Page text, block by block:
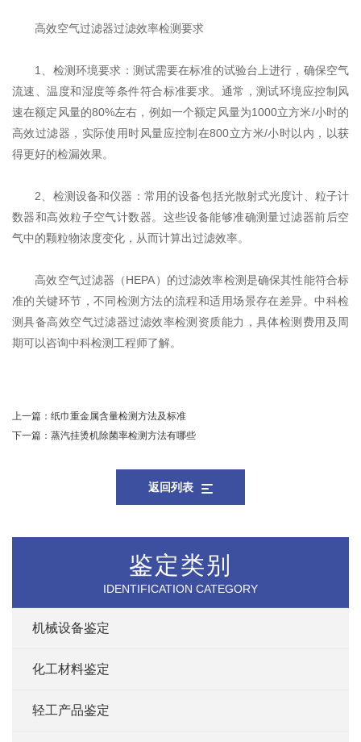
高效空气过滤器过滤效率检测要求
1、‌检测环境要求‌：测试需要在标准的试验台上进行，确保空气
流速、温度和湿度等条件符合标准要求。通常，测试环境应控制风
速在额定风量的80%左右，例如一个额定风量为1000立方米/小时的
高效过滤器，实际使用时风量应控制在800立方米/小时以内，以获
得更好的检漏效果‌。
2、‌检测设备和仪器‌：常用的设备包括光散射式光度计、粒子计
数器和高效粒子空气计数器。这些设备能够准确测量过滤器前后空
气中的颗粒物浓度变化，从而计算出过滤效率‌。
高效空气过滤器（HEPA）的过滤效率检测是确保其性能符合标
准的关键环节，不同检测方法的流程和适用场景存在差异。中科检
测具备高效空气过滤器过滤效率检测资质能力，具体检测费用及周
期可以咨询中科检测工程师了解。
上一篇： 纸巾重金属含量检测方法及标准
下一篇： 蒸汽挂烫机除菌率检测方法有哪些
返回列表
鉴定类别
IDENTIFICATION CATEGORY
机械设备鉴定
化工材料鉴定
轻工产品鉴定